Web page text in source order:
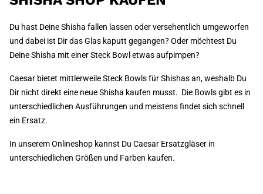
Du hast Deine Shisha fallen lassen oder versehentlich umgeworfen
und dabei ist Dir das Glas kaputt gegangen? Oder möchtest Du
Deine Shisha mit einer Steck Bowl etwas aufpimpen?
Caesar bietet mittlerweile Steck Bowls für Shishas an, weshalb Du
Dir nicht direkt eine neue Shisha kaufen musst. Die Bowls gibt es in
unterschiedlichen Ausführungen und meistens findet sich schnell
ein Ersatz.
In unserem Onlineshop kannst Du Caesar Ersatzgläser in
unterschiedlichen Größen und Farben kaufen.